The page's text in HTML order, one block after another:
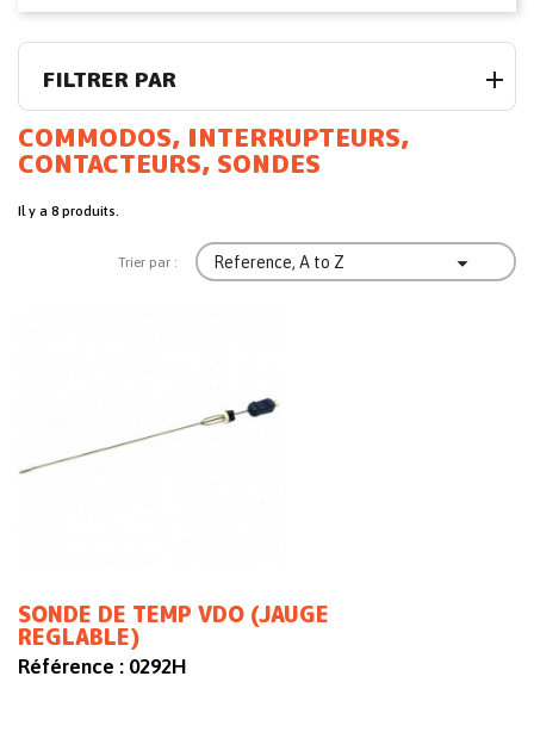
FILTRER PAR
COMMODOS, INTERRUPTEURS,
CONTACTEURS, SONDES
Il y a 8 produits.
Trier par : Reference, A to Z 
SONDE DE TEMP VDO (JAUGE
REGLABLE)
Référence : 0292H